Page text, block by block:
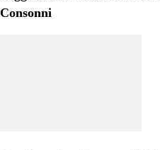
Consonni